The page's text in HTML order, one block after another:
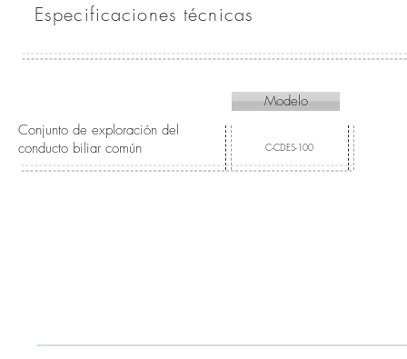
Especificaciones técnicas
Conjunto de exploración del
conducto biliar común
C-CDES-100
Modelo